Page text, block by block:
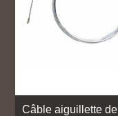
Câble aiguillette de